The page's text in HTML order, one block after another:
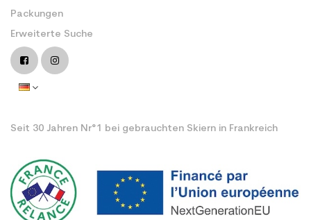
Packungen
Erweiterte Suche
Seit 30 Jahren Nr°1 bei gebrauchten Skiern in Frankreich